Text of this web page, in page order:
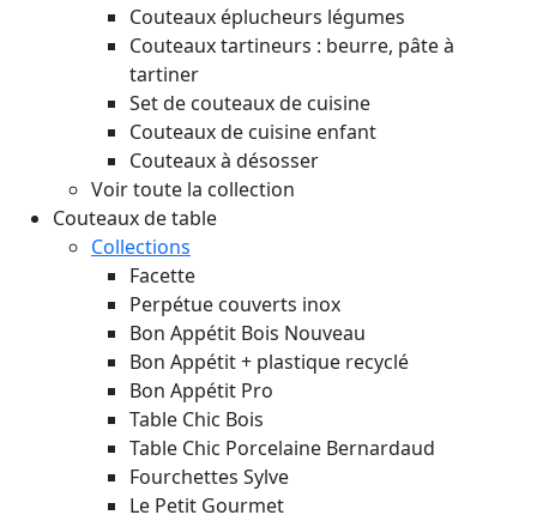
Couteaux éplucheurs légumes
Couteaux tartineurs : beurre, pâte à
tartiner
Set de couteaux de cuisine
Couteaux de cuisine enfant
Couteaux à désosser
Voir toute la collection
Couteaux de table
Collections
Facette
Perpétue couverts inox
Bon Appétit Bois Nouveau
Bon Appétit + plastique recyclé
Bon Appétit Pro
Table Chic Bois
Table Chic Porcelaine Bernardaud
Fourchettes Sylve
Le Petit Gourmet